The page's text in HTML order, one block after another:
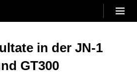
Menu
in der JN-1
GT300